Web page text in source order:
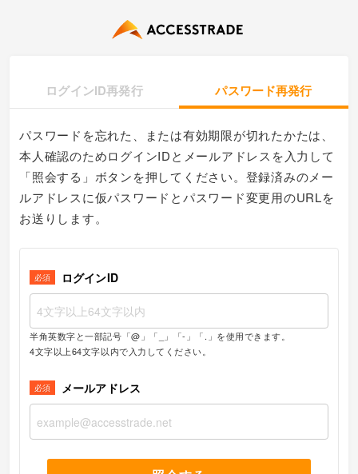
ログインID再発行 パスワード再発行
パスワードを忘れた、または有効期限が切れたかたは、
本人確認のためログインIDとメールアドレスを入力して
「照会する」ボタンを押してください。登録済みのメー
ルアドレスに仮パスワードとパスワード変更用のURLを
お送りします。
必須 ログインID
半角英数字と一部記号「@」「_」「-」「.」を使用できます。
4文字以上64文字以内で入力してください。
必須 メールアドレス